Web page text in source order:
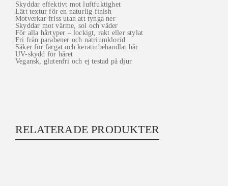
Skyddar effektivt mot luftfuktighet
Lätt textur för en naturlig finish
Motverkar friss utan att tynga ner
Skyddar mot värme, sol och väder
För alla hårtyper – lockigt, rakt eller stylat
Fri från parabener och natriumklorid
Säker för färgat och keratinbehandlat hår
UV-skydd för håret
Vegansk, glutenfri och ej testad på djur
RELATERADE PRODUKTER